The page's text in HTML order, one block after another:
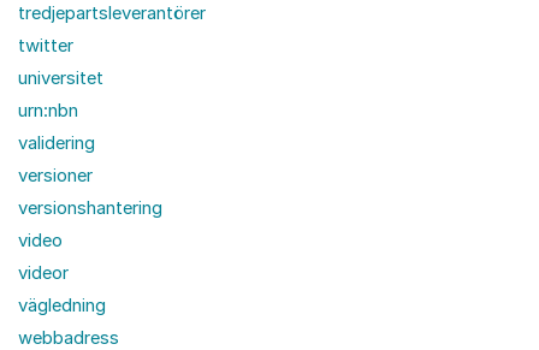
tredjepartsleverantörer
twitter
universitet
urn:nbn
validering
versioner
versionshantering
video
videor
vägledning
webbadress